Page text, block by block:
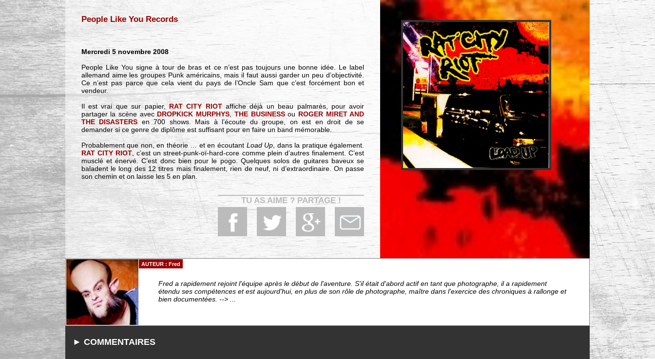
People Like You Records
Mercredi 5 novembre 2008
People Like You signe à tour de bras et ce n’est pas toujours une bonne idée. Le label
allemand aime les groupes Punk américains, mais il faut aussi garder un peu d’objectivité.
Ce n’est pas parce que cela vient du pays de l’Oncle Sam que c’est forcément bon et
vendeur.
Il est vrai que sur papier,RAT CITY RIOTaffiche déjà un beau palmarès, pour avoir
partager la scène avecDROPKICK MURPHYS,THE BUSINESSou ROGER MIRET AND
THE DISASTERS en 700 shows. Mais à l’écoute du groupe, on est en droit de se
demander si ce genre de diplôme est suffisant pour en faire un band mémorable.
Probablement que non, en théorie … et en écoutant Load Up, dans la pratique également.
RAT CITY RIOT, c’est un street-punk-oï-hard-core comme plein d’autres finalement. C’est
musclé et énervé. C’est donc bien pour le pogo. Quelques solos de guitares baveux se
baladent le long des 12 titres mais finalement, rien de neuf, ni d’extraordinaire. On passe
son chemin et on laisse les 5 en plan.
TU AS AIME ? PARTAGE !
AUTEUR : Fred
Fred a rapidement rejoint l'équipe après le début de l'aventure. S'il était d'abord actif en tant que photographe, il a rapidement
étendu ses compétences et est aujourd'hui, en plus de son rôle de photographe, maître dans l'exercice des chroniques à rallonge et
bien documentées. --> ...
► COMMENTAIRES